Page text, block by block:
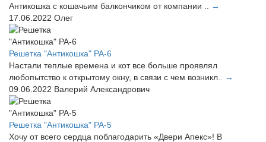
Антикошка с кошачьим балкончиком от компании ..
→
17.06.2022 Олег
Решетка "Антикошка" РА-6
Настали теплые времена и кот все больше проявлял
любопытство к открытому окну, в связи с чем возникл..
→
09.06.2022 Валерий Александрович
Решетка "Антикошка" РА-5
Хочу от всего сердца поблагодарить «Двери Апекс»! В